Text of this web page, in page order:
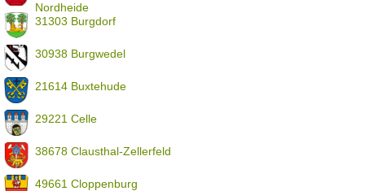
Nordheide
31303 Burgdorf
30938 Burgwedel
21614 Buxtehude
29221 Celle
38678 Clausthal-Zellerfeld
49661 Cloppenburg